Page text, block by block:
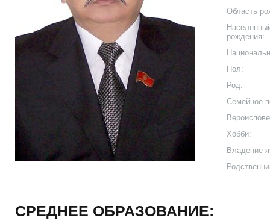
Область
рождения:
Пол:
Род:
Семейное
Хобби:
Владение
СРЕДНЕЕ ОБРАЗОВАНИЕ: